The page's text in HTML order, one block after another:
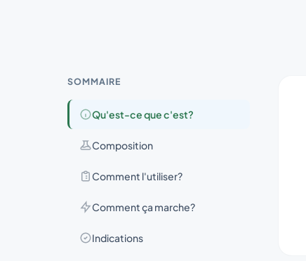
SOMMAIRE
Qu'est-ce que c'est?
Composition
Comment l'utiliser?
Comment ça marche?
Indications